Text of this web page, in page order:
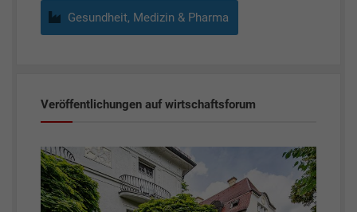
Gesundheit, Medizin & Pharma
Veröffentlichungen auf wirtschaftsforum